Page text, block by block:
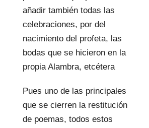
añadir también todas las
celebraciones, por del
nacimiento del profeta, las
bodas que se hicieron en la
propia Alambra, etcétera
Pues uno de las principales
que se cierren la restitución
de poemas, todos estos